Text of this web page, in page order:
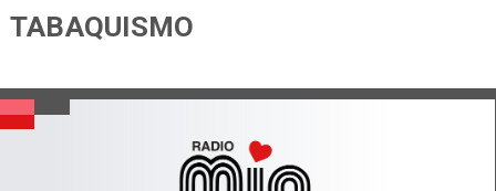
TABAQUISMO